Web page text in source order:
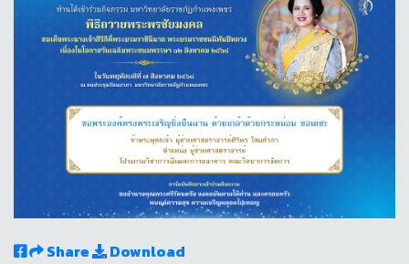
Share
Download